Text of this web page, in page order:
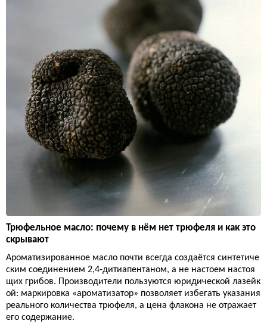
Трюфельное масло: почему в нём нет трюфеля и как это
скрывают
Ароматизированное масло почти всегда создаётся синтетиче
ским соединением 2,4-дитиапентаном, а не настоем настоя
щих грибов. Производители пользуются юридической лазейк
ой: маркировка «ароматизатор» позволяет избегать указания
реального количества трюфеля, а цена флакона не отражает
его содержание.